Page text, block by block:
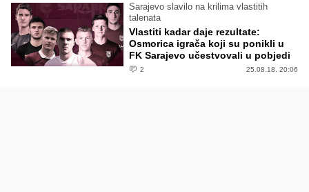
Sarajevo slavilo na krilima vlastitih
talenata
Vlastiti kadar daje rezultate:
Osmorica igrača koji su ponikli u
FK Sarajevo učestvovali u pobjedi
2 25.08.18. 20:06